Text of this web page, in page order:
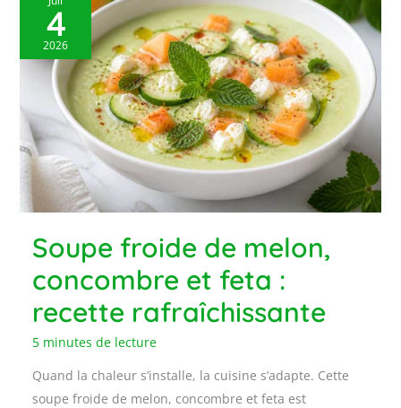
4
2026
Soupe froide de melon,
concombre et feta :
recette rafraîchissante
5 minutes de lecture
Quand la chaleur s’installe, la cuisine s’adapte. Cette
soupe froide de melon, concombre et feta est